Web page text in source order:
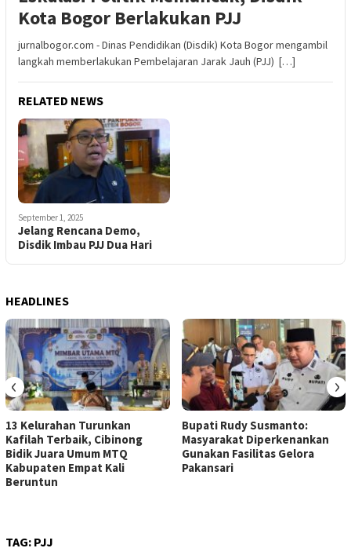
Kota Bogor Berlakukan PJJ
jurnalbogor.com - Dinas Pendidikan (Disdik) Kota Bogor mengambil
langkah memberlakukan Pembelajaran Jarak Jauh (PJJ) […]
RELATED NEWS
September 1, 2025
Jelang Rencana Demo,
Disdik Imbau PJJ Dua Hari
HEADLINES
13 Kelurahan Turunkan
Kafilah Terbaik, Cibinong
Bidik Juara Umum MTQ
Kabupaten Empat Kali
Beruntun
Bupati Rudy Susmanto:
Masyarakat Diperkenankan
Gunakan Fasilitas Gelora
Pakansari
‹ ›
TAG: PJJ